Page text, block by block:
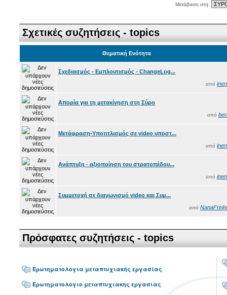
Μετάβαση στη:
Σχετικές συζητήσεις - topics
Θεματική Ενότητα
Σχεδιασμός - Εμπλουτισμός - ChangeLog...
από
Απορία για τη μετακίνηση στη Σύρο
από
Μετάφραση-Υποτιτλισμός σε video υποστ...
από
Ανάπτυξη - αξιοποίηση του στρατοπέδου...
από
Συμμετοχή σε διαγωνισμό video και Συμ...
από
Πρόσφατες συζητήσεις - topics
Ερωτηματολογια μεταπτυχιακής εργασίας
Ερωτηματολογιο μεταπτυχιακης εργασιας